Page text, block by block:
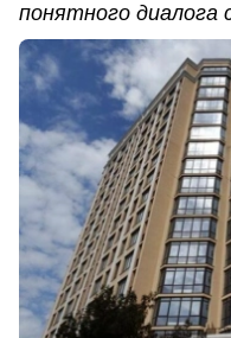
понятного диалога